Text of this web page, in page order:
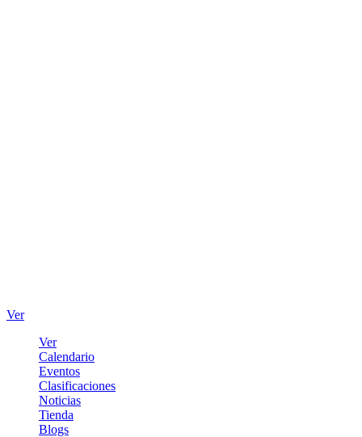
Ver
Ver
Calendario
Eventos
Clasificaciones
Noticias
Tienda
Blogs